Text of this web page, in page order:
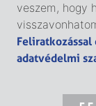
veszem, hogy
adatvédelmi